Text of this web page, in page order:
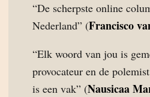
“De scherpste online
Nederland” (Francisco
“Elk woord van jou is
provocateur en de
is een vak” (Nausicaa